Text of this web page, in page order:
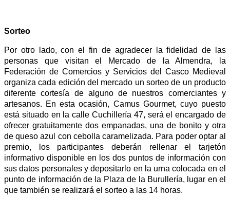
Sorteo
Por otro lado, con el fin de agradecer la fidelidad de las
personas que visitan el Mercado de la Almendra, la
Federación de Comercios y Servicios del Casco Medieval
organiza cada edición del mercado un sorteo de un producto
diferente cortesía de alguno de nuestros comerciantes y
artesanos. En esta ocasión, Camus Gourmet, cuyo puesto
está situado en la calle Cuchillería 47, será el encargado de
ofrecer gratuitamente dos empanadas, una de bonito y otra
de queso azul con cebolla caramelizada. Para poder optar al
premio, los participantes deberán rellenar el tarjetón
informativo disponible en los dos puntos de información con
sus datos personales y depositarlo en la urna colocada en el
punto de información de la Plaza de la Burullería, lugar en el
que también se realizará el sorteo a las 14 horas.